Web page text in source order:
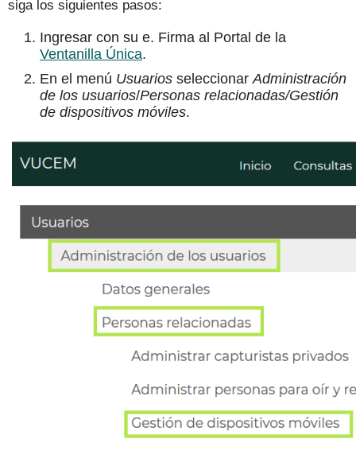
siga los siguientes pasos:
Ingresar con su e. Firma al Portal de la
Ventanilla Única.
En el menú Usuarios seleccionar Administración
de los usuarios/Personas relacionadas/Gestión
de dispositivos móviles.